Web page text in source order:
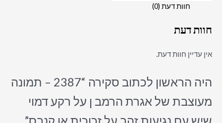
חוות דעת (0)
חוות דעת
אין עדיין חוות דעת.
היה הראשון לכתוב סקירה “2387 – תמונה
מעוצבת של אגרת הרמב ן על רקע דמוי